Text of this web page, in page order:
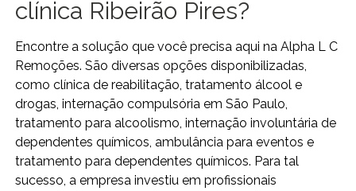
clínica Ribeirão Pires?
Encontre a solução que você precisa aqui na Alpha L C
Remoções. São diversas opções disponibilizadas,
como clínica de reabilitação, tratamento álcool e
drogas, internação compulsória em São Paulo,
tratamento para alcoolismo, internação involuntária de
dependentes químicos, ambulância para eventos e
tratamento para dependentes químicos. Para tal
sucesso, a empresa investiu em profissionais